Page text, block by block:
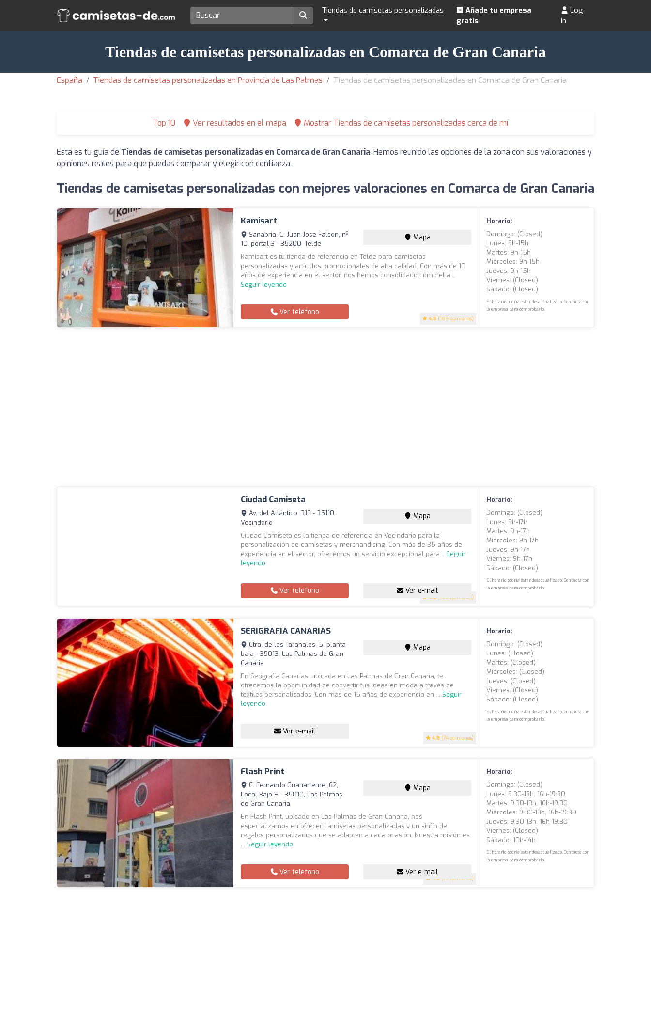
Tiendas de camisetas personalizadas
Añade tu empresa
gratis
Log
in
Tiendas de camisetas personalizadas en Comarca de Gran Canaria
España Tiendas de camisetas personalizadas en Provincia de Las Palmas Tiendas de camisetas personalizadas en Comarca de Gran Canaria
Top 10 Ver resultados en el mapa Mostrar Tiendas de camisetas personalizadas cerca de mí
Esta es tu guía de Tiendas de camisetas personalizadas en Comarca de Gran Canaria. Hemos reunido las opciones de la zona con sus valoraciones y
opiniones reales para que puedas comparar y elegir con confianza.
Tiendas de camisetas personalizadas con mejores valoraciones en Comarca de Gran Canaria
Kamisart
4.8 (169 opiniones)
Sanabria, C. Juan Jose Falcon, nº
10, portal 3 - 35200, Telde
Mapa
Kamisart es tu tienda de referencia en Telde para camisetas
personalizadas y artículos promocionales de alta calidad. Con más de 10
años de experiencia en el sector, nos hemos consolidado como el a...
Seguir leyendo
Ver teléfono
Horario:
Domingo: (closed)
Lunes: 9h-15h
Martes: 9h-15h
Miércoles: 9h-15h
Jueves: 9h-15h
Viernes: (closed)
Sábado: (closed)
El horario podría estar desactualizado. Contacta con
la empresa para comprobarlo.
Ciudad Camiseta
4.6 (180 opiniones)
Av. del Atlántico, 313 - 35110,
Vecindario
Mapa
Ciudad Camiseta es la tienda de referencia en Vecindario para la
personalización de camisetas y merchandising. Con más de 35 años de
experiencia en el sector, ofrecemos un servicio excepcional para... Seguir
leyendo
Ver teléfono Ver e-mail
Horario:
Domingo: (closed)
Lunes: 9h-17h
Martes: 9h-17h
Miércoles: 9h-17h
Jueves: 9h-17h
Viernes: 9h-17h
Sábado: (closed)
El horario podría estar desactualizado. Contacta con
la empresa para comprobarlo.
SERIGRAFIA CANARIAS
4.8 (74 opiniones)
Ctra. de los Tarahales, 5, planta
baja - 35013, Las Palmas de Gran
Canaria
Mapa
En Serigrafía Canarias, ubicada en Las Palmas de Gran Canaria, te
ofrecemos la oportunidad de convertir tus ideas en moda a través de
textiles personalizados. Con más de 15 años de experiencia en ... Seguir
leyendo
Ver e-mail
Horario:
Domingo: (closed)
Lunes: (closed)
Martes: (closed)
Miércoles: (closed)
Jueves: (closed)
Viernes: (closed)
Sábado: (closed)
El horario podría estar desactualizado. Contacta con
la empresa para comprobarlo.
Flash Print
4.6 (73 opiniones)
C. Fernando Guanarteme, 62,
Local Bajo H - 35010, Las Palmas
de Gran Canaria
Mapa
En Flash Print, ubicado en Las Palmas de Gran Canaria, nos
especializamos en ofrecer camisetas personalizadas y un sinfín de
regalos personalizados que se adaptan a cada ocasión. Nuestra misión es
... Seguir leyendo
Ver teléfono Ver e-mail
Horario:
Domingo: (closed)
Lunes: 9:30-13h, 16h-19:30
Martes: 9:30-13h, 16h-19:30
Miércoles: 9:30-13h, 16h-19:30
Jueves: 9:30-13h, 16h-19:30
Viernes: (closed)
Sábado: 10h-14h
El horario podría estar desactualizado. Contacta con
la empresa para comprobarlo.